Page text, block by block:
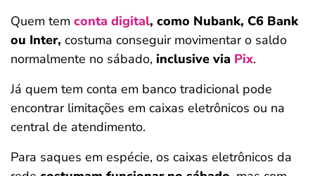
Quem tem conta digital, como Nubank, C6 Bank
ou Inter, costuma conseguir movimentar o saldo
normalmente no sábado, inclusive via Pix.
Já quem tem conta em banco tradicional pode
encontrar limitações em caixas eletrônicos ou na
central de atendimento.
Para saques em espécie, os caixas eletrônicos da